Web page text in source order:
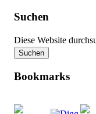
Suchen
Diese Website
Bookmarks